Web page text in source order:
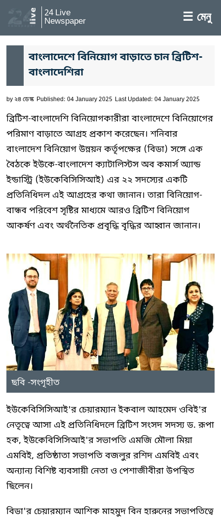
24 Live
Newspaper ☰ মেনু
বাংলাদেশে বিনিয়োগ বাড়াতে চান ব্রিটিশ-
বাংলাদেশিরা
by২৪ ডেস্ক Published: 04 January 2025 Last Updated: 04 January 2025
ব্রিটিশ-বাংলাদেশি বিনিয়োগকারীরা বাংলাদেশে বিনিয়োগের
পরিমাণ বাড়াতে আগ্রহ প্রকাশ করেছেন। শনিবার
বাংলাদেশ বিনিয়োগ উন্নয়ন কর্তৃপক্ষের (বিডা) সঙ্গে এক
বৈঠকে ইউকে-বাংলাদেশ ক্যাটালিস্টস অব কমার্স অ্যান্ড
ইন্ডাস্ট্রি (ইউকেবিসিসিআই) এর ২২ সদস্যের একটি
প্রতিনিধিদল এই আগ্রহের কথা জানান। তারা বিনিয়োগ-
বান্ধব পরিবেশ সৃষ্টির মাধ্যমে আরও ব্রিটিশ বিনিয়োগ
আকর্ষণ এবং অর্থনৈতিক প্রবৃদ্ধি বৃদ্ধির আহ্বান জানান।
ছবি -সংগৃহীত
ইউকেবিসিসিআই'র চেয়ারম্যান ইকবাল আহমেদ ওবিই'র
নেতৃত্বে আসা এই প্রতিনিধিদলে ব্রিটিশ সংসদ সদস্য ড. রূপা
হক, ইউকেবিসিসিআই'র সভাপতি এমজি মৌলা মিয়া
এমবিই, প্রতিষ্ঠাতা সভাপতি বজলুর রশিদ এমবিই এবং
অন্যান্য বিশিষ্ট ব্যবসায়ী নেতা ও পেশাজীবীরা উপস্থিত
ছিলেন।
বিডা'র চেয়ারম্যান আশিক মাহমুদ বিন হারুনের সভাপতিত্বে